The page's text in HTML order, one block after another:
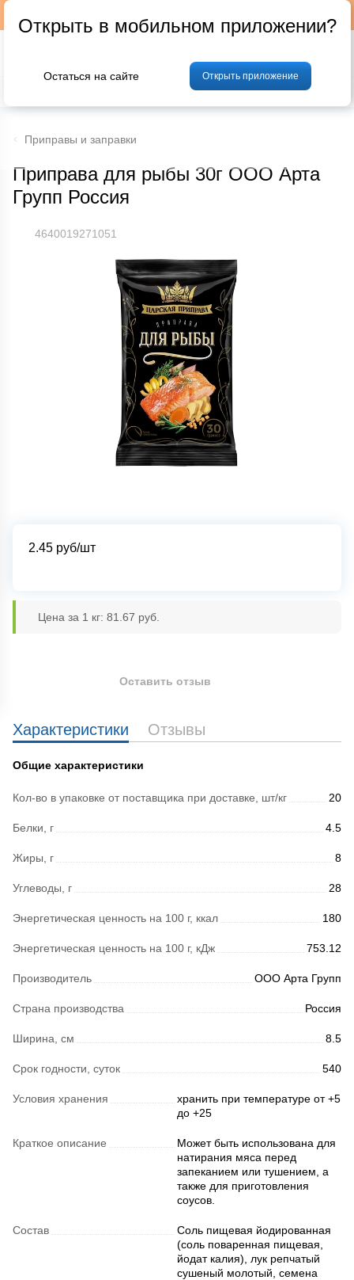
Фрукты и овощи Мясо Птица
Приправы и заправки
Приправа для рыбы 30г ООО Арта
Групп Россия
4640019271051
2.45 руб/шт
Цена за 1 кг: 81.67 руб.
Характеристики Отзывы
Общие характеристики
Кол-во в упаковке от поставщика при доставке, шт/кг 20
Белки, г 4.5
Жиры, г 8
Углеводы, г 28
Энергетическая ценность на 100 г, ккал 180
Энергетическая ценность на 100 г, кДж 753.12
Производитель ООО Арта Групп
Страна производства Россия
Ширина, см 8.5
Срок годности, суток 540
Условия хранения
хранить при температуре от +5
до +25
Краткое описание
Может быть использована для
натирания мяса перед
запеканием или тушением, а
также для приготовления
соусов.
Состав
Соль пищевая йодированная
(соль поваренная пищевая,
йодат калия), лук репчатый
сушеный молотый, семена
Оставить отзыв
Открыть в мобильном приложении?
Остаться на сайте Открыть приложение